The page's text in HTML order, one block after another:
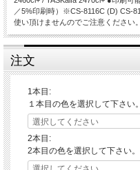
／5%印刷時）※CS-8116C (D) CS-
使い頂けませんのでご注意ください。
注文
1本目:
１本目の色を選択して下さい。
2本目:
2本目の色を選択して下さい。